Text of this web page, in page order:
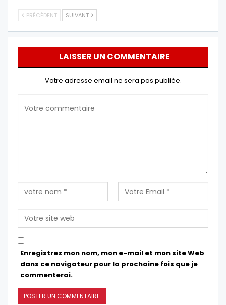
PRÉCÉDENT SUIVANT
LAISSER UN COMMENTAIRE
Votre adresse email ne sera pas publiée.
Enregistrez mon nom, mon e-mail et mon site Web
dans ce navigateur pour la prochaine fois que je
commenterai.